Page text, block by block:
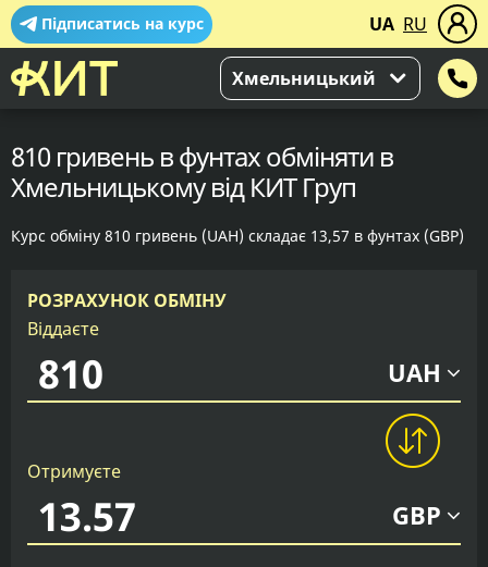
Підписатись на курс UA RU
Хмельницький
810 гривень в фунтах обміняти в
Хмельницькому від КИТ Груп
Курс обміну 810 гривень (UAH) складає 13,57 в фунтах (GBP)
РОЗРАХУНОК ОБМІНУ
Віддаєте
UAH
Отримуєте
GBP